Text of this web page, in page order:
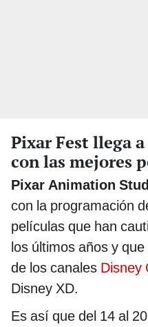
Pixar Fest llega
con las mejores
Pixar Animation
con la programación
películas que han
los últimos años y
de los canales Disney
Disney XD.
Es así que del 14 al